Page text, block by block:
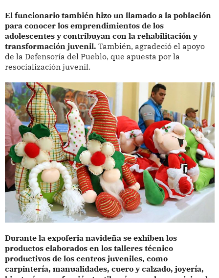
El funcionario también hizo un llamado a la población
para conocer los emprendimientos de los
adolescentes y contribuyan con la rehabilitación y
transformación juvenil. También, agradeció el apoyo
de la Defensoría del Pueblo, que apuesta por la
resocialización juvenil.
Durante la expoferia navideña se exhiben los
productos elaborados en los talleres técnico
productivos de los centros juveniles, como
carpintería, manualidades, cuero y calzado, joyería,